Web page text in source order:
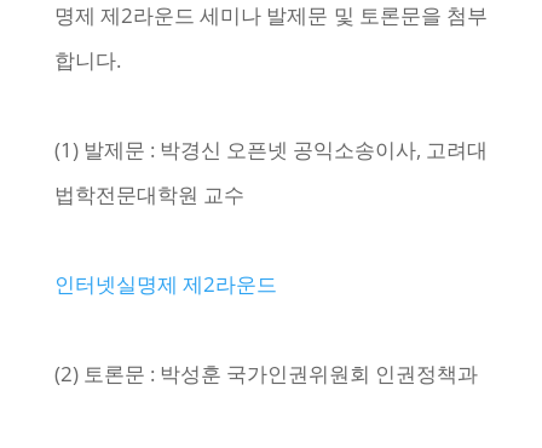
명제 제2라운드 세미나 발제문 및 토론문을 첨부
합니다.
(1) 발제문 : 박경신 오픈넷 공익소송이사, 고려대
법학전문대학원 교수
인터넷실명제 제2라운드
(2) 토론문 : 박성훈 국가인권위원회 인권정책과